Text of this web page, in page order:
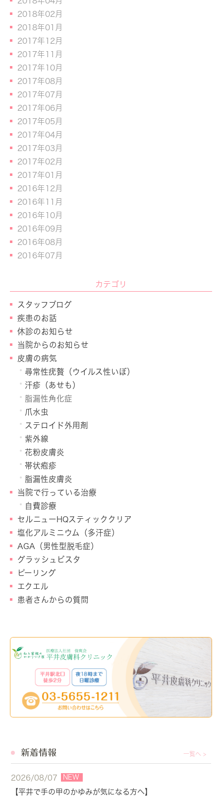
2018年02月
2018年01月
2017年12月
2017年11月
2017年10月
2017年08月
2017年07月
2017年06月
2017年05月
2017年04月
2017年03月
2017年02月
2017年01月
2016年12月
2016年11月
2016年10月
2016年09月
2016年08月
2016年07月
カテゴリ
スタッフブログ
疾患のお話
休診のお知らせ
当院からのお知らせ
皮膚の病気
尋常性疣贅（ウイルス性いぼ）
汗疹（あせも）
脂漏性角化症
爪水虫
ステロイド外用剤
紫外線
花粉皮膚炎
帯状疱疹
脂漏性皮膚炎
当院で行っている治療
自費診療
セルニューHQスティッククリア
塩化アルミニウム（多汗症）
AGA（男性型脱毛症）
グラッシュビスタ
ピーリング
エクエル
患者さんからの質問
新着情報 一覧へ >
2026/08/07 NEW
【平井で手の甲のかゆみが気になる方へ】